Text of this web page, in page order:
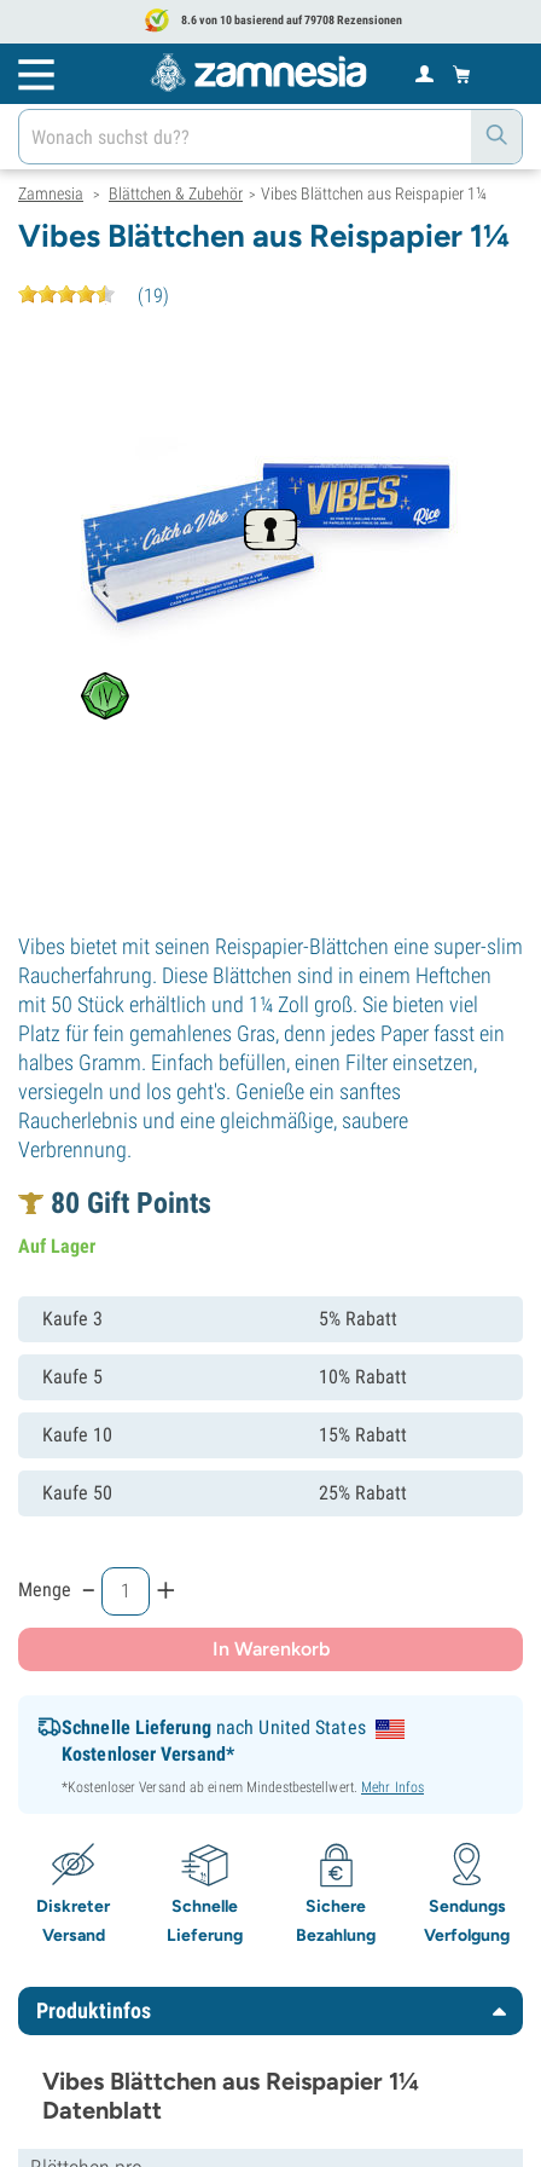
8.6 von 10 basierend auf 79708 Rezensionen
Zamnesia > Blättchen & Zubehör > Vibes Blättchen aus Reispapier 1¼
Vibes Blättchen aus Reispapier 1¼
(19)
Vibes bietet mit seinen Reispapier-Blättchen eine super-slim
Raucherfahrung. Diese Blättchen sind in einem Heftchen
mit 50 Stück erhältlich und 1¼ Zoll groß. Sie bieten viel
Platz für fein gemahlenes Gras, denn jedes Paper fasst ein
halbes Gramm. Einfach befüllen, einen Filter einsetzen,
versiegeln und los geht's. Genieße ein sanftes
Raucherlebnis und eine gleichmäßige, saubere
Verbrennung.
80 Gift Points
Auf Lager
Kaufe 3 5% Rabatt
Kaufe 5 10% Rabatt
Kaufe 10 15% Rabatt
Kaufe 50 25% Rabatt
Menge - +
In Warenkorb
Schnelle Lieferungnach United States
Kostenloser Versand*
*Kostenloser Versand ab einem Mindestbestellwert. Mehr Infos
Diskreter
Versand
Schnelle
Lieferung
Sichere
Bezahlung
Sendungs
Verfolgung
Produktinfos
Vibes Blättchen aus Reispapier 1¼
Datenblatt